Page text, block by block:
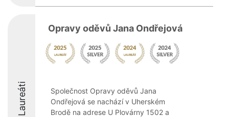
Laureáti
Opravy oděvů Jana Ondřejová
Společnost Opravy oděvů Jana
Ondřejová se nachází v Uherském
Brodě na adrese U Plovárny 1502 a